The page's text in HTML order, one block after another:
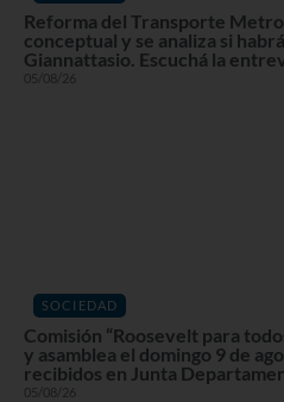
Reforma del Transporte
conceptual y se analiza si
Giannattasio. Escuchá la
05/08/26
SOCIEDAD
Comisión “Roosevelt para
y asamblea el domingo 9 de
recibidos en Junta
05/08/26